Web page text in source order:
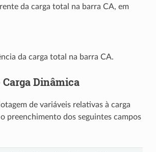
da carga total na barra CA, em
da carga total na barra CA.
Dinâmica
de variáveis relativas à carga
preenchimento dos seguintes campos